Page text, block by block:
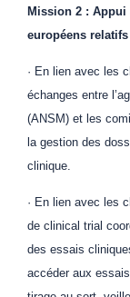
Mission 2 : Appui
européens
· En lien avec les
échanges entre
(ANSM) et les
la gestion des
clinique.
· En lien avec les
de clinical trial
des essais
accéder aux